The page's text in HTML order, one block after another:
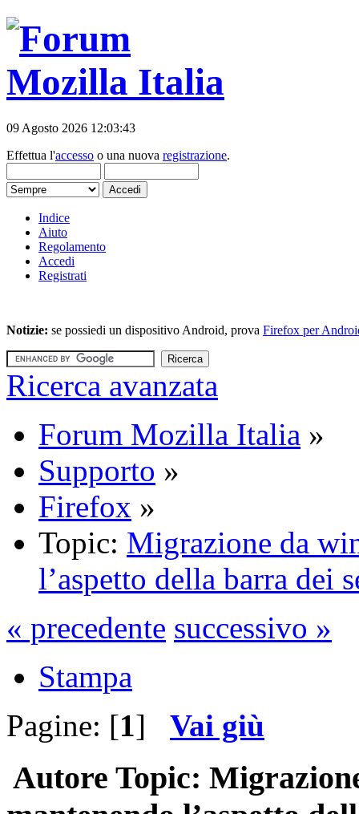
09 Agosto 2026 12:03:43
Effettua l'accesso o una nuova registrazione.
Indice
Aiuto
Regolamento
Accedi
Registrati
Notizie: se possiedi un dispositivo Android, prova Firefox per
Ricerca avanzata
Forum Mozilla Italia »
Supporto »
Firefox »
Topic: Migrazione da
l’aspetto della barra dei
« precedente successivo »
Stampa
Pagine: [1] Vai giù
Autore Topic: